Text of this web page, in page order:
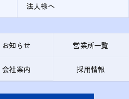
法人様へ
お知らせ 営業所一覧
会社案内 採用情報